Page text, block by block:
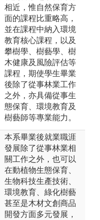
相近，惟自然保育方
面的課程比重略高，
並在課程中納入環境
教育核心課程，以及
攀樹學、樹藝學、樹
木健康及風險評估等
課程，期使學生畢業
後除了從事林業工作
之外，亦具備從事生
態保育、環境教育及
樹藝師等專業能力。
本系畢業後就業職涯
發展除了從事林業相
關工作之外，也可以
在動植物生態保育、
生物科技生產技術、
環境教育、綠化樹藝
甚至是木材文創商品
開發方面多元發展，